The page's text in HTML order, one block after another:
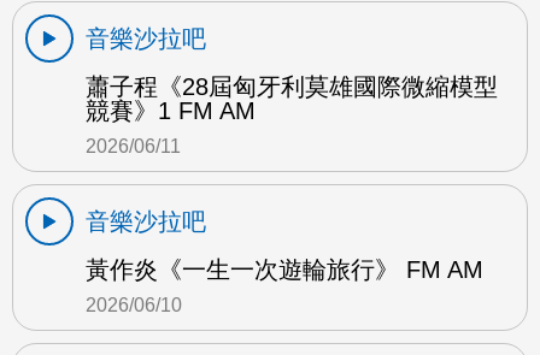
音樂沙拉吧
蕭子程《28屆匈牙利莫雄國際微縮模型
競賽》1 FM AM
2026/06/11
音樂沙拉吧
黃作炎《一生一次遊輪旅行》 FM AM
2026/06/10